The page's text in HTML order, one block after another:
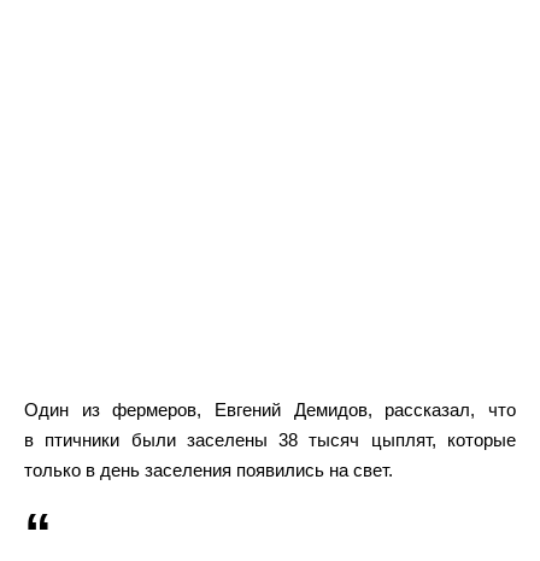
Один из фермеров, Евгений Демидов, рассказал, что
в птичники были заселены 38 тысяч цыплят, которые
только в день заселения появились на свет.